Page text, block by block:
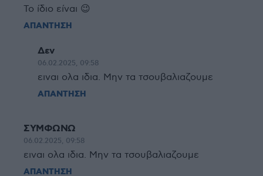
Το ίδιο είναι 😉
ΑΠΑΝΤΗΣΗ
Δεν
06.02.2025, 09:58
ειναι ολα ιδια. Μην τα τσουβαλιαζουμε
ΑΠΑΝΤΗΣΗ
ΣΥΜΦΩΝΩ
06.02.2025, 09:58
ειναι ολα ιδια. Μην τα τσουβαλιαζουμε
ΑΠΑΝΤΗΣΗ